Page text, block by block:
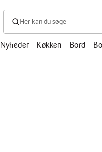
Søg efter produkter, artikler,
Søg
efter
artikler,
Nyheder Køkken Bord